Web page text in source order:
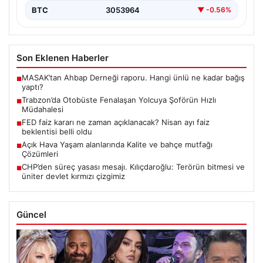
BTC 3053964 ▼ -0.56%
Son Eklenen Haberler
■MASAK’tan Ahbap Derneği raporu. Hangi ünlü ne kadar bağış
yaptı?
■Trabzon’da Otobüste Fenalaşan Yolcuya Şoförün Hızlı
Müdahalesi
■FED faiz kararı ne zaman açıklanacak? Nisan ayı faiz
beklentisi belli oldu
■Açık Hava Yaşam alanlarında Kalite ve bahçe mutfağı
Çözümleri
■CHP’den süreç yasası mesajı. Kılıçdaroğlu: Terörün bitmesi ve
üniter devlet kırmızı çizgimiz
Güncel